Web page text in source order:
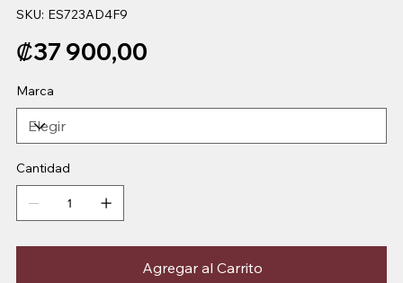
SKU: SKU
ES723AD4F9
ES723AD4F9
Precio
₡37 900,00
Marca
Cantidad
Agregar al Carrito